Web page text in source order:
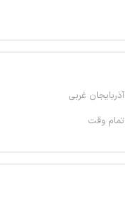
آذربایجان غربی
تمام وقت